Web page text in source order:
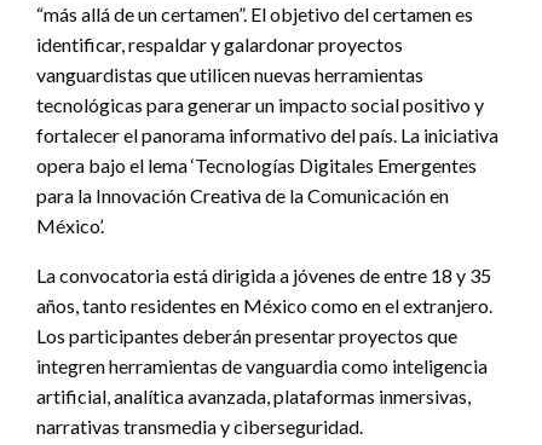
“más allá de un certamen”. El objetivo del certamen es
identificar, respaldar y galardonar proyectos
vanguardistas que utilicen nuevas herramientas
tecnológicas para generar un impacto social positivo y
fortalecer el panorama informativo del país. La iniciativa
opera bajo el lema ‘Tecnologías Digitales Emergentes
para la Innovación Creativa de la Comunicación en
México’.
La convocatoria está dirigida a jóvenes de entre 18 y 35
años, tanto residentes en México como en el extranjero.
Los participantes deberán presentar proyectos que
integren herramientas de vanguardia como inteligencia
artificial, analítica avanzada, plataformas inmersivas,
narrativas transmedia y ciberseguridad.